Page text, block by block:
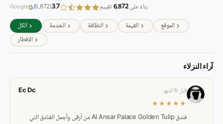
3.7
(6,872)
Google بناءً على6,872تقييم
الكل
الخدمة النظافة القيمة
الموقع
الإفطار
آراء النزلاء
Ec Dc
قبل 6 أشهر
★★★★★
فندق Al Ansar Palace Golden Tulip من أرقى وأجمل الفنادق التي